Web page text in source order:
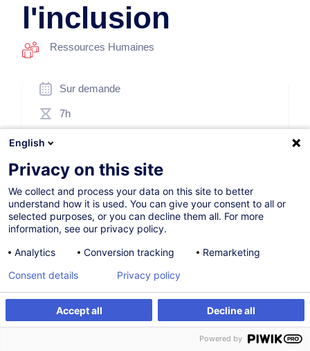
Être alerté Formation sur mesure
l'inclusion
Ressources Humaines
Sur demande
7h
Cours du jour
French / Français
008325
Être alerté
Formation sur mesure
English
Privacy on this site
We collect and process your data on this site to better
understand how it is used. You can give your consent to all or
selected purposes, or you can decline them all. For more
information, see our privacy policy.
Analytics
Conversion tracking Remarketing
Accept all Decline all
Consent details Privacy policy
Powered by